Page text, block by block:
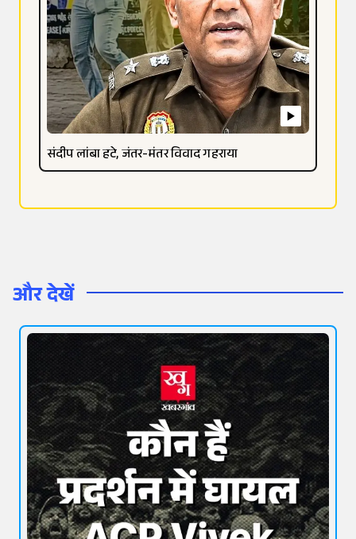
संदीप लांबा हटे, जंतर-मंतर विवाद गहराया
और देखें